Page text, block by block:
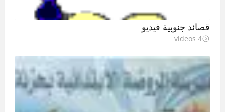
قصائد جنوبية فيديو